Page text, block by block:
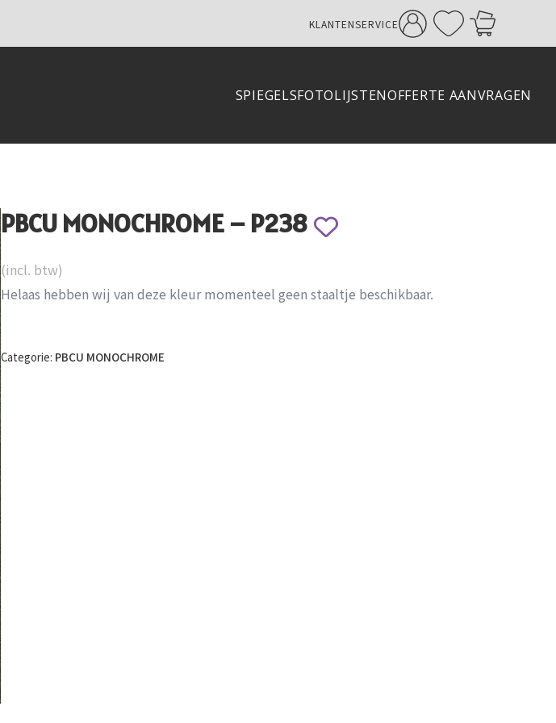
KLANTENSERVICE
SPIEGELSFOTOLIJSTENOFFERTE AANVRAGEN
PBCU MONOCHROME – P238
(incl. btw)
Helaas hebben wij van deze kleur momenteel geen staaltje beschikbaar.
Categorie: PBCU MONOCHROME